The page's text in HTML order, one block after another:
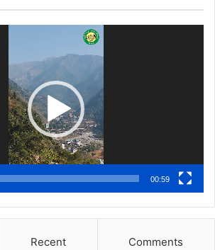
00:59
Recent Comments